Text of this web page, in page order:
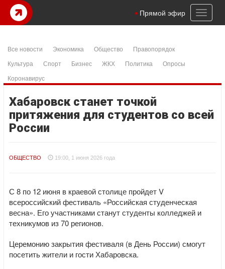
Toggle
Прямой эфир
Все новости Экономика Общество
Правопорядок
Культура
Спорт Бизнес ЖКХ Политика
Опросы
Коронавирус
Хабаровск станет точкой
притяжения для студентов со всей
России
ОБЩЕСТВО 19:00, 1 июня 2026 года
С 8 по 12 июня в краевой столице пройдет V
всероссийский фестиваль «Российская студенческая
весна». Его участниками станут студенты колледжей и
техникумов из 70 регионов.
Церемонию закрытия фестиваля (в День России) смогут
посетить жители и гости Хабаровска.